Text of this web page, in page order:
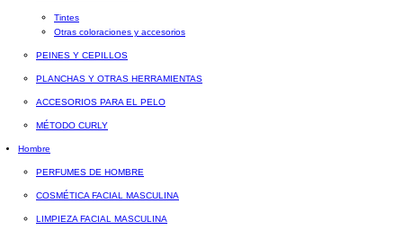
Tintes
Otras coloraciones y accesorios
PEINES Y CEPILLOS
PLANCHAS Y OTRAS HERRAMIENTAS
ACCESORIOS PARA EL PELO
MÉTODO CURLY
Hombre
PERFUMES DE HOMBRE
COSMÉTICA FACIAL MASCULINA
LIMPIEZA FACIAL MASCULINA